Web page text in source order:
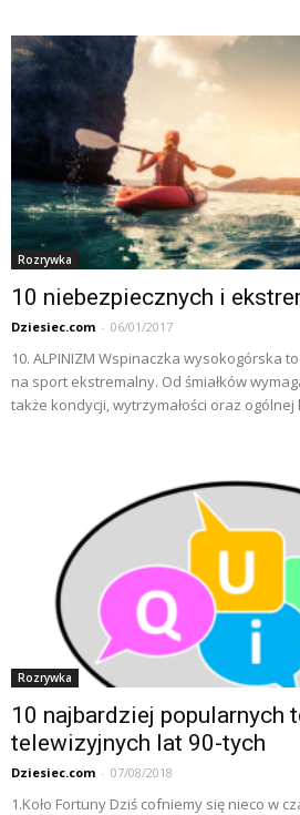
Rozrywka
10 niebezpiecznych i
Dziesiec.com - 06/01/2017
10. ALPINIZM Wspinaczka wysokogórska
na sport ekstremalny. Od śmiałków
także kondycji, wytrzymałości oraz ogólnej
Rozrywka
10 najbardziej popularnych
telewizyjnych lat 90-tych
Dziesiec.com - 07/08/2018
1.Koło Fortuny Dziś cofniemy się nieco w